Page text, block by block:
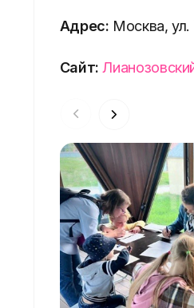
Адрес: Москва, ул.
Сайт: